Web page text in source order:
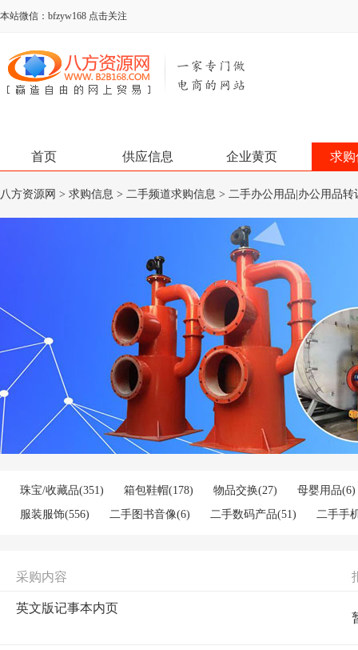
本站微信：bfzyw168 点击关注
首页 供应信息 企业黄页 求
八方资源网 > 求购信息 > 二手频道求购信息 > 二手办公用品|办公用品转
珠宝/收藏品(351) 箱包鞋帽(178) 物品交换(27) 母婴用品(6)
服装服饰(556) 二手图书音像(6) 二手数码产品(51)
二手手
采购内容
英文版记事本内页